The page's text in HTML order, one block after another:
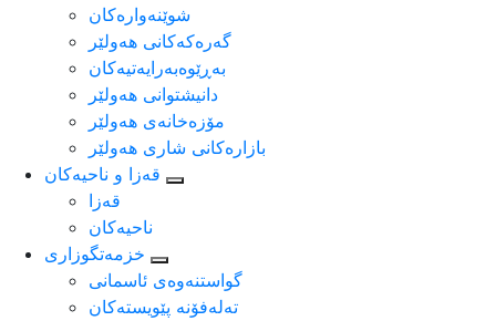
شوێنەوارەکان
گەرەکەکانی هەولێر
به‌ڕێوه‌به‌رایه‌تیه‌كان
دانیشتوانی هه‌ولێر
مۆزەخانەی هەولێر
بازارەکانی شاری هەولێر
قه‌زا و ناحیه‌كان
قه‌زا
ناحیه‌كان
خزمه‌تگوزاری
گواستنه‌وه‌ی ئاسمانی
ته‌له‌فۆنه‌ پێویسته‌كان